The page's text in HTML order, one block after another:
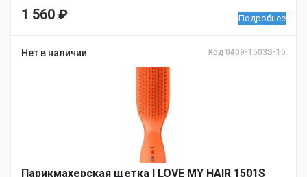
1 560 ₽ Подробнее
Нет в наличии Код 0409-1503S-15
Парикмахерская щетка I LOVE MY HAIR 1501S